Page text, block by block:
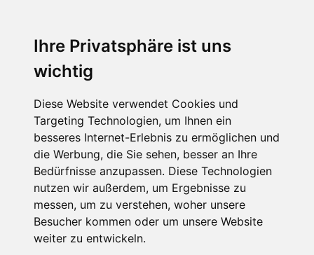
Ihre Privatsphäre ist uns
wichtig
Diese Website verwendet Cookies und
Targeting Technologien, um Ihnen ein
besseres Internet-Erlebnis zu ermöglichen und
die Werbung, die Sie sehen, besser an Ihre
Bedürfnisse anzupassen. Diese Technologien
nutzen wir außerdem, um Ergebnisse zu
messen, um zu verstehen, woher unsere
Besucher kommen oder um unsere Website
weiter zu entwickeln.